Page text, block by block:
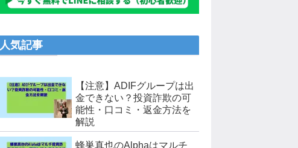
人気記事
【注意】ADIFグループは出
金できない？投資詐欺の可
能性・口コミ・返金方法を
解説
蜂巣真也のAlphaはマルチ